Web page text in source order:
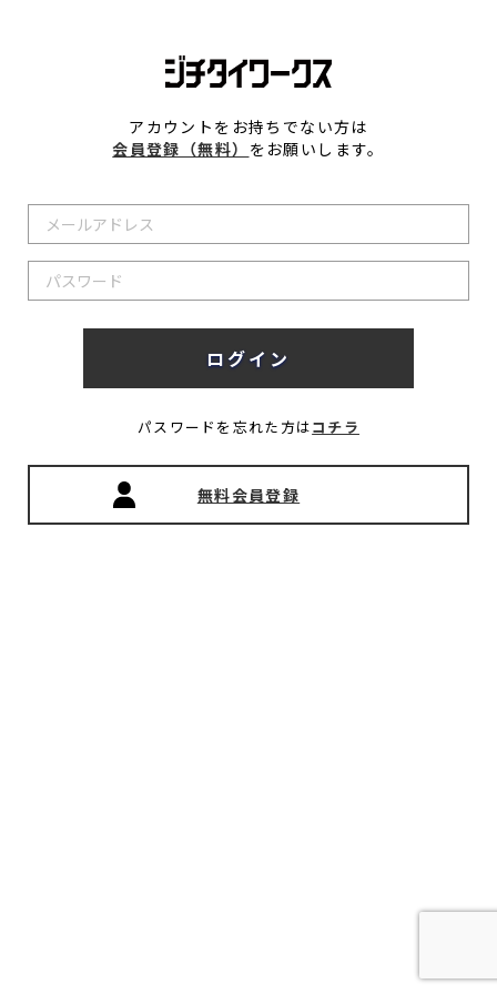
アカウントをお持ちでない方は
会員登録（無料） をお願いします。
パスワードを忘れた方はコチラ
無料会員登録